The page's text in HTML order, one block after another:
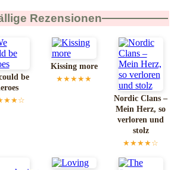
Rezensionen
be
Kissing more
★★★★★
Nordic Clans –
Mein Herz, so
verloren und
stolz
★★★★☆